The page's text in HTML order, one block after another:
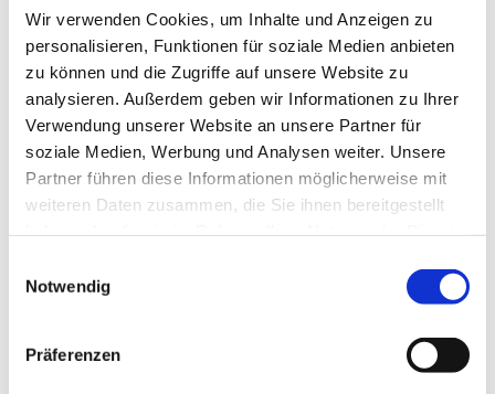
Wir verwenden Cookies, um Inhalte und Anzeigen zu
personalisieren, Funktionen für soziale Medien anbieten
zu können und die Zugriffe auf unsere Website zu
analysieren. Außerdem geben wir Informationen zu Ihrer
Verwendung unserer Website an unsere Partner für
soziale Medien, Werbung und Analysen weiter. Unsere
Partner führen diese Informationen möglicherweise mit
weiteren Daten zusammen, die Sie ihnen bereitgestellt
Notwendig
Präferenzen
Dies könnte Sie auch
interessieren